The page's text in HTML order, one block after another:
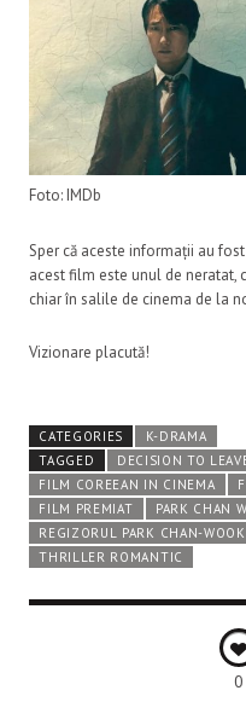
Foto: IMDb
Sper că aceste informații au
acest film este unul de neratat,
chiar în salile de cinema de la
Vizionare placută!
CATEGORIES
K-DRAMA
TAGGED
DECISION TO
FILM COREEAN IN CINEMA
FILM PREMIAT
PARK CHAN
REGIZORUL PARK CHAN-WOOK
THRILLER ROMANTIC
0